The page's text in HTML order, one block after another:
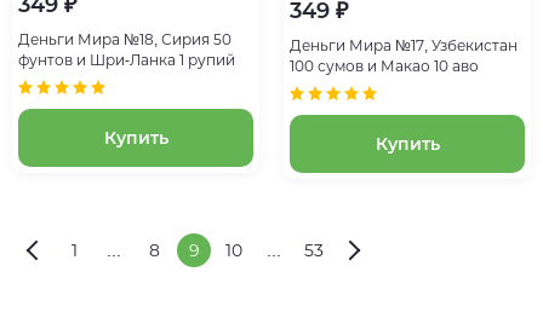
Деньги Мира №18, Сирия 50
фунтов и Шри-Ланка 1 рупий
Купить
349 ₽
Деньги Мира №17, Узбекистан
100 сумов и Макао 10 аво
Купить
1 ... 8 9 10 ... 53